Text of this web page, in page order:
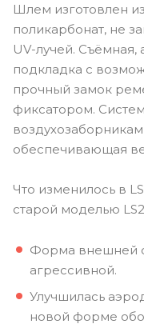
Шлем изготовлен
поликарбонат, не
UV-лучей. Съёмная,
подкладка с
прочный замок
фиксатором.
обеспечивающая
Что изменилось в
старой моделью
Форма внешней
агрессивной.
Улучшилась
новой форме